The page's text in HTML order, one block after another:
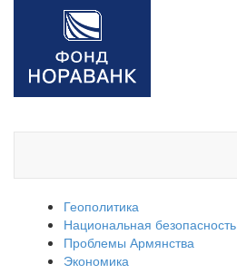
Геополитика
Национальная безопасность
Проблемы Армянства
Экономика